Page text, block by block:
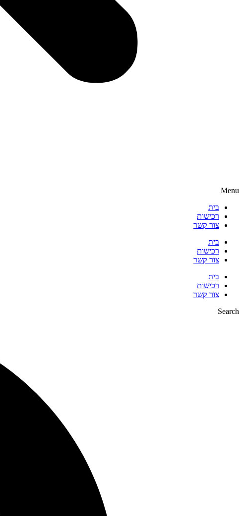
Menu
בית
רכישות
צור קשר
בית
רכישות
צור קשר
בית
רכישות
צור קשר
Search